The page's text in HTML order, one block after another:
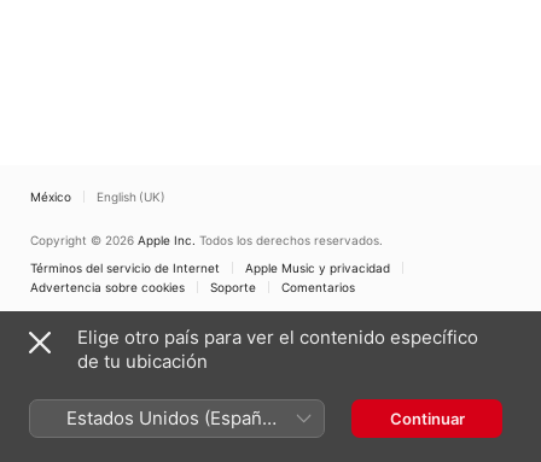
México English (UK)
Copyright © 2026 Apple Inc. Todos los derechos reservados.
Términos del servicio de Internet
Apple Music y privacidad
Advertencia sobre cookies
Soporte Comentarios
Elige otro país para ver el contenido específico
de tu ubicación
Estados Unidos (Español
México)
Continuar